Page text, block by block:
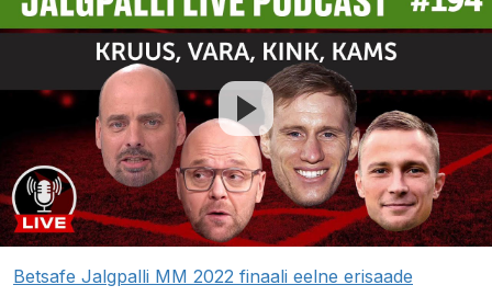
Betsafe Jalgpalli MM 2022 finaali eelne erisaade